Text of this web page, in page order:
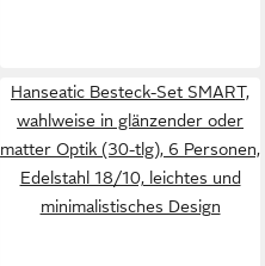
Hanseatic Besteck-Set SMART,
wahlweise in glänzender oder
matter Optik (30-tlg), 6 Personen,
Edelstahl 18/10, leichtes und
minimalistisches Design